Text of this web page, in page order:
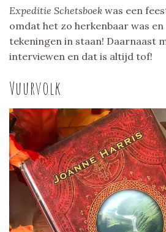
Expeditie Schetsboek was een
omdat het zo herkenbaar was
tekeningen in staan! Daarnaast
interviewen en dat is altijd tof!
Vuurvolk